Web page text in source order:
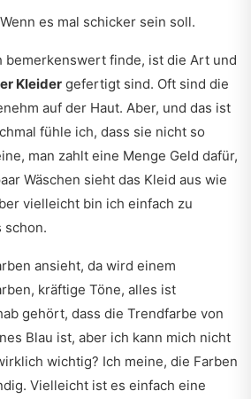
es mal schicker sein soll.
bemerkenswert finde, ist die Art und
Kleider gefertigt sind. Oft sind die
auf der Haut. Aber, und das ist
fühle ich, dass sie nicht so
man zahlt eine Menge Geld dafür,
Wäschen sieht das Kleid aus wie
vielleicht bin ich einfach zu
schon.
ansieht, da wird einem
kräftige Töne, alles ist
gehört, dass die Trendfarbe von
Blau ist, aber ich kann mich nicht
wichtig? Ich meine, die Farben
Vielleicht ist es einfach eine